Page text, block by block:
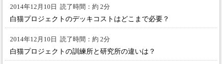
2014年12月10日 読了時間：約 2分
白猫プロジェクトのデッキコストはどこまで必要？
2014年12月10日 読了時間：約 2分
白猫プロジェクトの訓練所と研究所の違いは？